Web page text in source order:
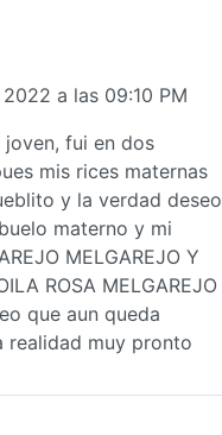
a las 09:10 PM
fui en dos
mis rices maternas
y la verdad deseo
materno y mi
MELGAREJO Y
ROSA MELGAREJO
que aun queda
realidad muy pronto